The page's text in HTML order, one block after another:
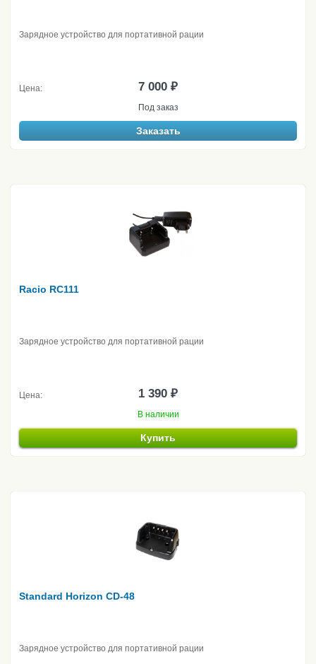
Зарядное устройство для портативной рации
Цена: 7 000 ₽
Под заказ
Заказать
Racio RC111
Зарядное устройство для портативной рации
Цена: 1 390 ₽
В наличии
Купить
Standard Horizon CD-48
Зарядное устройство для портативной рации